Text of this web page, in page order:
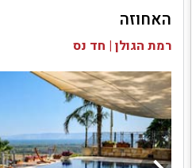
בדיקת זמינות ומחירים
האחוזה
רמת הגולן | חד נס